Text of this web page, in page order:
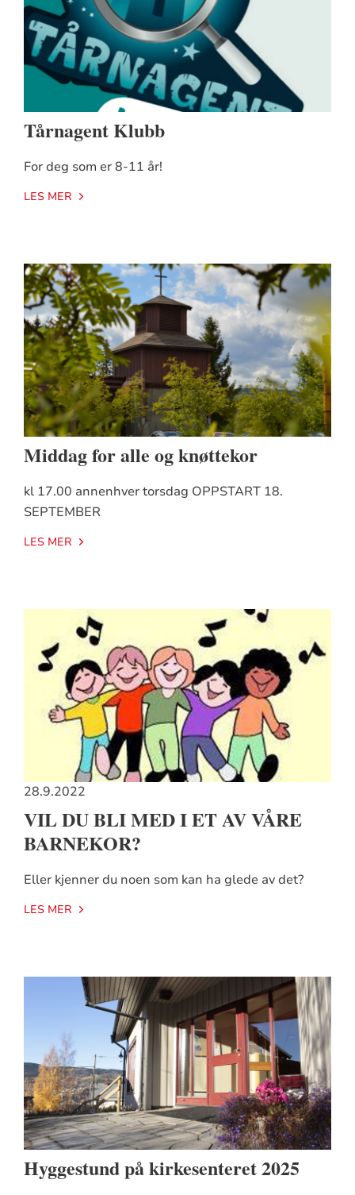
Tårnagent Klubb
For deg som er 8-11 år!
LES MER
Middag for alle og knøttekor
kl 17.00 annenhver torsdag OPPSTART 18.
SEPTEMBER
LES MER
28.9.2022
VIL DU BLI MED I ET AV VÅRE
BARNEKOR?
Eller kjenner du noen som kan ha glede av det?
LES MER
Hyggestund på kirkesenteret 2025